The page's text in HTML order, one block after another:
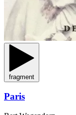
fragment
Paris